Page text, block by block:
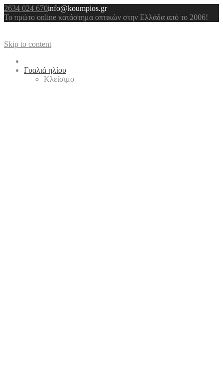
2634 024 670info@koumpios.gr
Το πρώτο online κατάστημα οπτικών στην Ελλάδα από το 2006!
Skip to content
Γυαλιά ηλίου
Κλείσιμο